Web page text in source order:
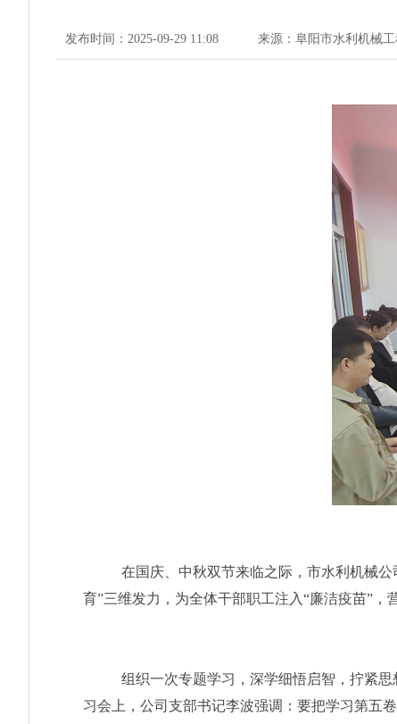
发布时间：2025-09-29 11:08 来源：阜阳市水利机械工
在国庆、中秋双节来临之际，市水利机械公
育”三维发力，为全体干部职工注入“廉洁疫苗”，
组织一次专题学习， 深学细悟启智，拧紧思
习会上，公司 支部书记李波强调 ： 要把学习第五